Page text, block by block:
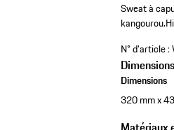
Sweat à
kangourou.
N° d'article :
Dimensions
320 mm x